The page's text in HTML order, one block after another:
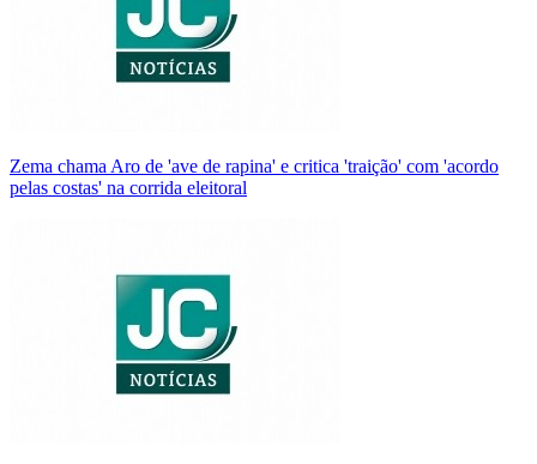
Zema chama Aro de 'ave de rapina' e critica 'traição' com 'acordo
pelas costas' na corrida eleitoral